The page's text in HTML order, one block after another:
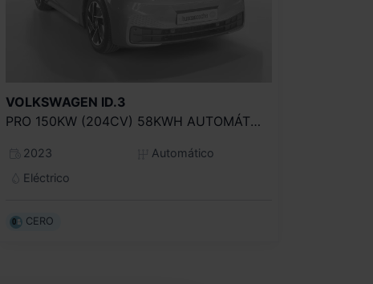
VOLKSWAGEN ID.3
PRO 150KW (204CV) 58KWH AUTOMÁTICO
2023
Automático
Eléctrico
CERO